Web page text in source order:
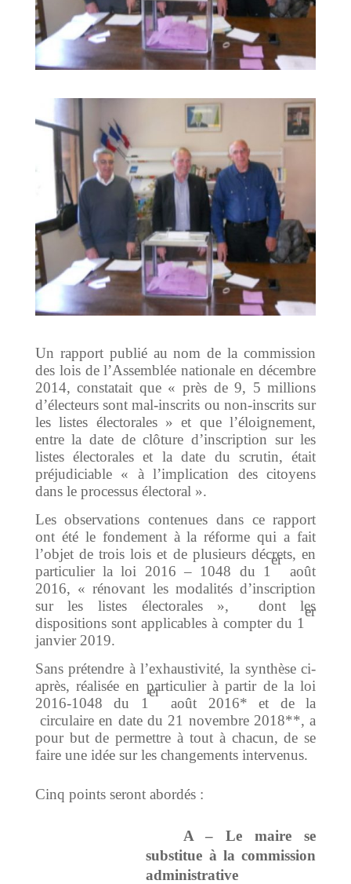
Un rapport publié au nom de la commission
des lois de l’Assemblée nationale en décembre
2014, constatait que « près de 9, 5 millions
d’électeurs sont mal-inscrits ou non-inscrits sur
les listes électorales » et que l’éloignement,
entre la date de clôture d’inscription sur les
listes électorales et la date du scrutin, était
préjudiciable « à l’implication des citoyens
dans le processus électoral ».
Les observations contenues dans ce rapport
ont été le fondement à la réforme qui a fait
l’objet de trois lois et de plusieurs décrets, en
particulier la loi 2016 – 1048 du 1
er
août
2016, « rénovant les modalités d’inscription
sur les listes électorales », dont les
dispositions sont applicables à compter du 1
er
janvier 2019.
Sans prétendre à l’exhaustivité, la synthèse ci-
après, réalisée en particulier à partir de la loi
2016-1048 du 1
er
août 2016* et de la
circulaire en date du 21 novembre 2018**, a
pour but de permettre à tout à chacun, de se
faire une idée sur les changements intervenus.
Cinq points seront abordés :
A – Le maire se
substitue à la commission
administrative